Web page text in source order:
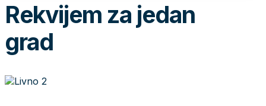
Rekvijem za jedan
grad